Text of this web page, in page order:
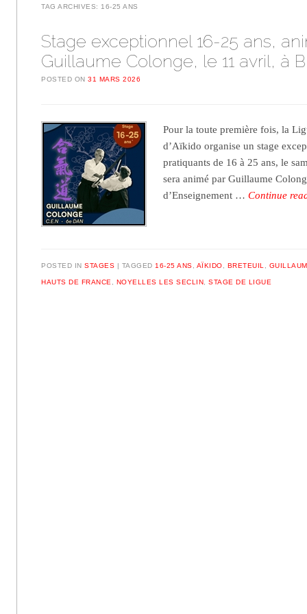
TAG ARCHIVES: 16-25 ANS
Stage exceptionnel 16-25 ans,
Guillaume Colonge, le 11 avril, à
POSTED ON31 MARS 2026
Pour la toute première fois, la
d’Aïkido organise un stage
pratiquants de 16 à 25 ans, le
sera animé par Guillaume
d’Enseignement …Continue
POSTED INSTAGES TAGGED 16-25 ANS AÏKIDO BRETEUIL
HAUTS DE FRANCE NOYELLES LES SECLIN ,STAGE DE LIGUE